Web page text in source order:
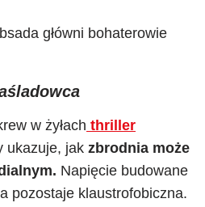
w żyłach thriller
ukazuje, jak zbrodnia może
Napięcie budowane
pozostaje klaustrofobiczna.